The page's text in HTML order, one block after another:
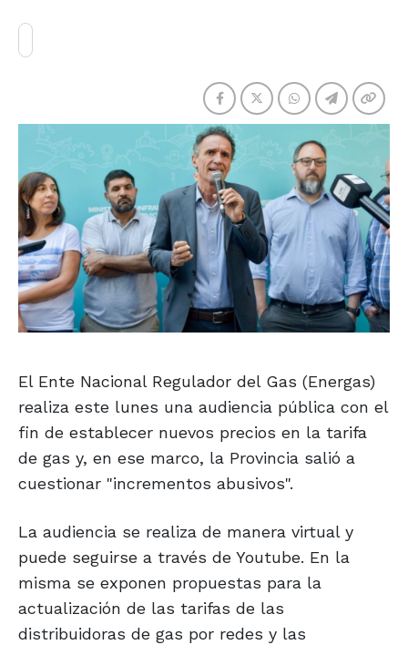
El Ente Nacional Regulador del Gas (Energas)
realiza este lunes una audiencia pública con el
fin de establecer nuevos precios en la tarifa
de gas y, en ese marco, la Provincia salió a
cuestionar "incrementos abusivos".
La audiencia se realiza de manera virtual y
puede seguirse a través de Youtube. En la
misma se exponen propuestas para la
actualización de las tarifas de las
distribuidoras de gas por redes y las